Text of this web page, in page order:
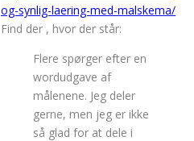
og-synlig-laering-med-malskema/
Find der , hvor der står:
Flere spørger efter en
wordudgave af
målenene. Jeg deler
gerne, men jeg er ikke
så glad for at dele i